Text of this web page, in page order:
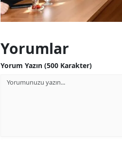
Yorumlar
Yorum Yazın (500 Karakter)